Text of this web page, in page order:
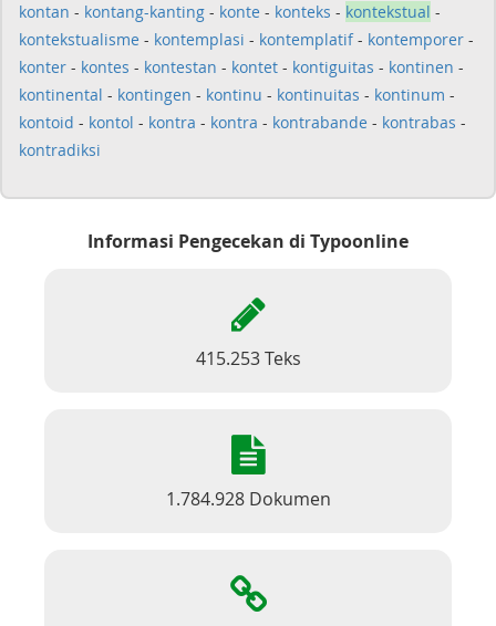
kontan - kontang-kanting - konte - konteks - kontekstual -
kontekstualisme - kontemplasi - kontemplatif- kontemporer -
konter - kontes - kontestan - kontet - kontiguitas - kontinen -
kontinental - kontingen - kontinu - kontinuitas - kontinum -
kontoid - kontol - kontra - kontra - kontrabande - kontrabas -
kontradiksi
Informasi Pengecekan di Typoonline
415.253 Teks
1.784.928 Dokumen